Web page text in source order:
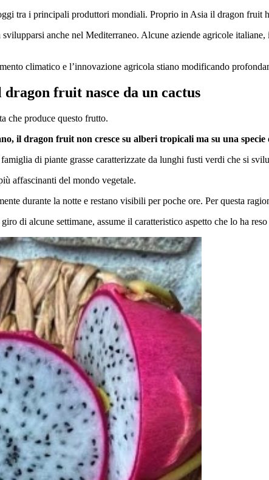
tra i principali produttori mondiali. Proprio in Asia il dragon fruit
anche nel Mediterraneo. Alcune aziende agricole
climatico e l’innovazione agricola stiano modificando
fruit nasce da un cactus
che produce questo frutto.
il dragon fruit non cresce su alberi tropicali ma su una specie
di piante grasse caratterizzate da lunghi fusti verdi che si
affascinanti del mondo vegetale.
durante la notte e restano visibili per poche ore. Per questa
di alcune settimane, assume il caratteristico aspetto che lo ha